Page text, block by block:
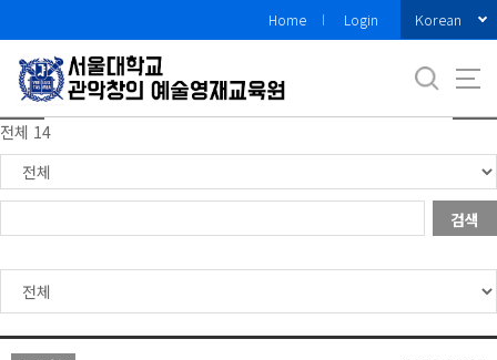
로
메
뉴
Home Login Korean
전체 14
검색